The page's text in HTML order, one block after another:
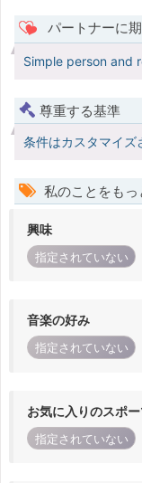
パートナーに
Simple person and
尊重する基準
条件はカスタマイズ
私のことをも
興味
指定されていない
音楽の好み
指定されていない
お気に入りのスポー
指定されていない